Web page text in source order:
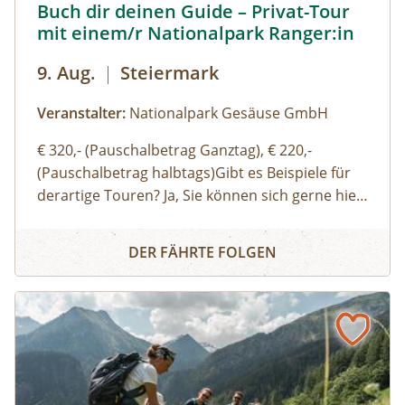
Buch dir deinen Guide – Privat-Tour
mit einem/r Nationalpark Ranger:in
9. Aug. | Steiermark
Veranstalter: Nationalpark Gesäuse GmbH
€ 320,- (Pauschalbetrag Ganztag), € 220,-
(Pauschalbetrag halbtags)Gibt es Beispiele für
derartige Touren? Ja, Sie können sich gerne hier
einen Überblick über unsere Standard-Touren
verschaffen. Sie können sich aber auch gerne
oder Aktivitäten wünschen und wir organisieren
eine:n genau für Ihre Bedürfnisse passende:n
Ranger:in. Ich möchte auch gerne eine:n
Bergwanderführer:in oder eine:n Bergführer:in
buchen – wo ist das möglich? Bei schwierigen
Buch dir deinen Guide – Privat-Tour mit einem/r
DER FÄHRTE FOLGEN